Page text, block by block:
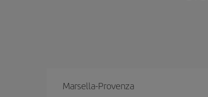
Marsella-Provenza